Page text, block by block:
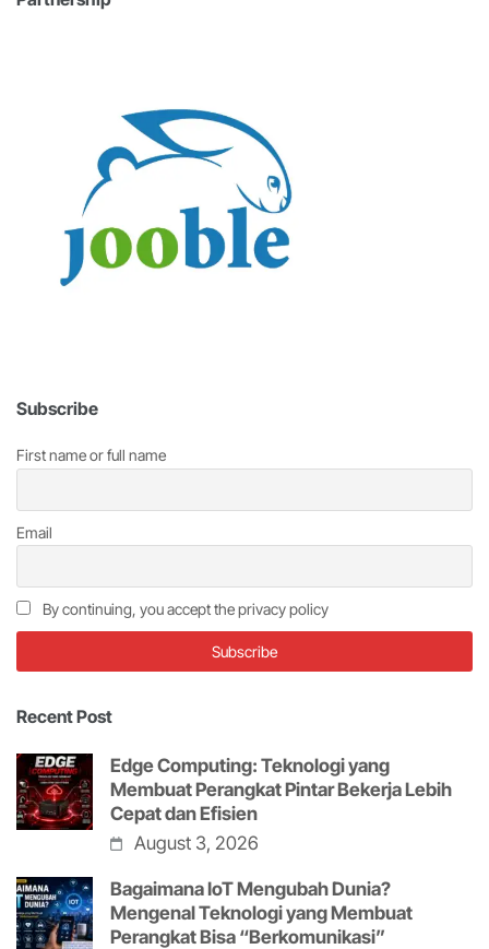
Subscribe
First name or full name
Email
By continuing, you accept the privacy policy
Recent Post
Edge Computing: Teknologi yang
Membuat Perangkat Pintar Bekerja Lebih
Cepat dan Efisien
August 3, 2026
Bagaimana IoT Mengubah Dunia?
Mengenal Teknologi yang Membuat
Perangkat Bisa “Berkomunikasi”